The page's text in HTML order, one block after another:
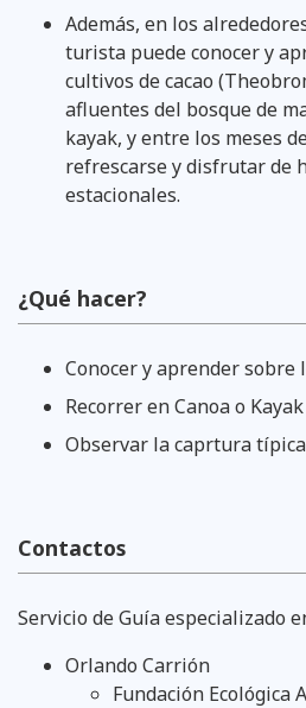
Además, en los
turista puede conocer y
cultivos de cacao
afluentes del bosque de
kayak, y entre los meses
refrescarse y disfrutar de
estacionales.
¿Qué hacer?
Conocer y aprender sobre
Recorrer en Canoa o Kayak
Observar la caprtura
Contactos
Servicio de Guía especializado
Orlando Carrión
Fundación Ecológica